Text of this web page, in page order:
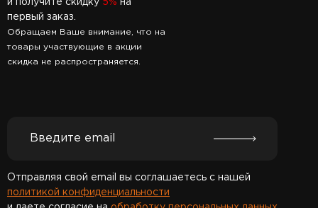
и получите скидку 5% на
первый заказ.
Обращаем Ваше внимание, что на
товары участвующие в акции
скидка не распространяется.
Отправляя свой email вы соглашаетесь с нашей
политикой конфиденциальности